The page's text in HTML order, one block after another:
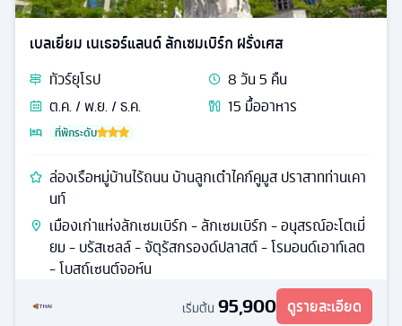
เบลเยี่ยม เนเธอร์แลนด์ ลักเซมเบิร์ก ฝรั่งเศส
ทัวร์ยุโรป 8วัน5 คืน
ต.ค. / พ.ย. / ธ.ค.
15 มื้ออาหาร
ที่พักระดับ
ล่องเรือหมู่บ้านไร้ถนน บ้านลูกเต๋าไคก์คูมูส ปราสาทท่านเคา
นท์
เมืองเก่าแห่งลักเซมเบิร์ก - ลักเซมเบิร์ก - อนุสรณ์อะโตเมี่
ยม - บรัสเซลล์ - จัตุรัสกรองด์ปลาสต์ - โรมอนด์เอาท์เลต
- โบสถ์เซนต์จอห์น
เริ่มต้น 95,900 ดูรายละเอียด